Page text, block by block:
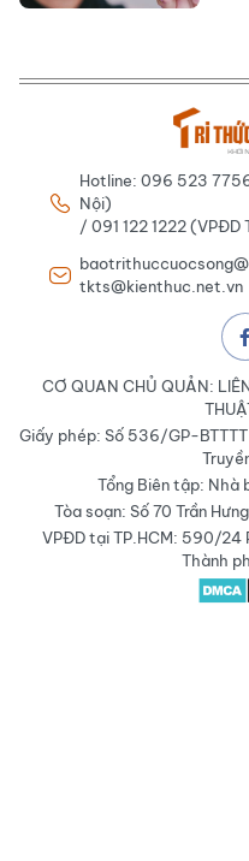
Hotline: 096 523
Nội)
/ 091 122 1222 (VPĐD
tkts@kienthuc.net.vn
CƠ QUAN CHỦ QUẢN:
Giấy phép: Số 536/GP-
Tổng Biên tập: Nhà
Tòa soạn: Số 70 Trần
VPĐD tại TP.HCM: 590/24
Thành